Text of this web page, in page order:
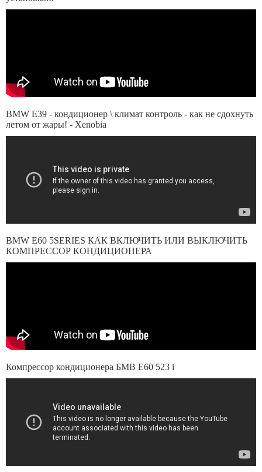
BMW E39 - кондиционер \ климат контроль - как не сдохнуть
летом от жары! - Xenobia
BMW E60 5SERIES КАК ВКЛЮЧИТЬ ИЛИ ВЫКЛЮЧИТЬ
КОМПРЕССОР КОНДИЦИОНЕРА
Компрессор кондиционера БМВ Е60 523 i